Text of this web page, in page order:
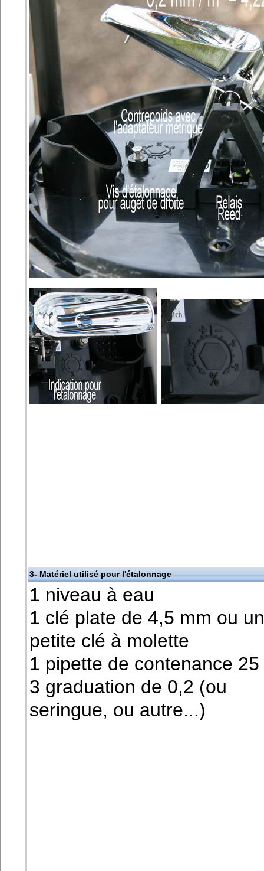
3- Matériel utilisé pour l'étalonnage
1 niveau à eau
1 clé plate de 4,5 mm ou
petite clé à molette
1 pipette de contenance 25
3 graduation de 0,2 (ou
seringue, ou autre...)